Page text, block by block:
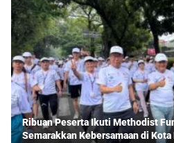
Ribuan Peserta Ikuti Methodist
Semarakkan Kebersamaan di Kota